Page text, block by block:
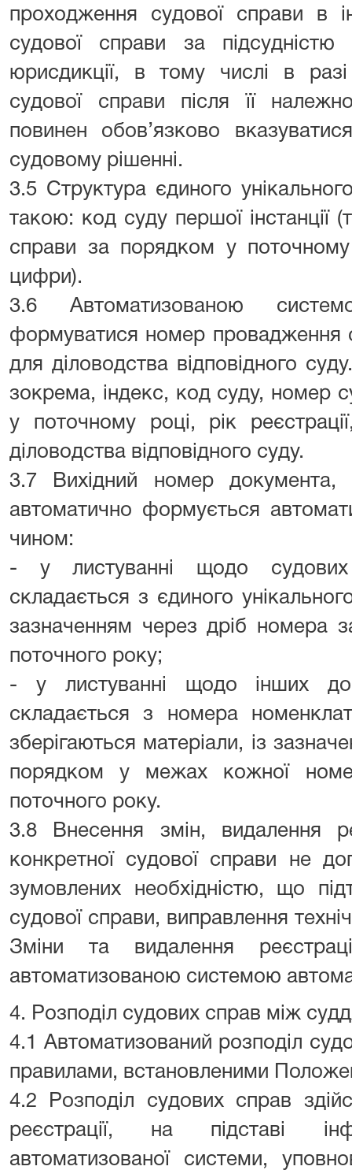
проходження судової справи в
судової справи за
юрисдикції, в тому числі в
судової справи після її
повинен обов’язково
судовому рішенні.
3.5 Структура єдиного
такою: код суду першої інстанції
справи за порядком у поточному
цифри).
3.6 Автоматизованою
формуватися номер провадження
для діловодства відповідного
зокрема, індекс, код суду, номер
у поточному році, рік
діловодства відповідного суду.
3.7 Вихідний номер документа,
автоматично формується
чином:
- у листуванні щодо
складається з єдиного
зазначенням через дріб номера
поточного року;
- у листуванні щодо інших
складається з номера
зберігаються матеріали, із
порядком у межах кожної
поточного року.
3.8 Внесення змін, видалення
конкретної судової справи не
зумовлених необхідністю, що
судової справи, виправлення
Зміни та видалення
автоматизованою системою
4. Розподіл судових справ між
4.1 Автоматизований розподіл
правилами, встановленими
4.2 Розподіл судових справ
реєстрації, на підставі
автоматизованої системи,